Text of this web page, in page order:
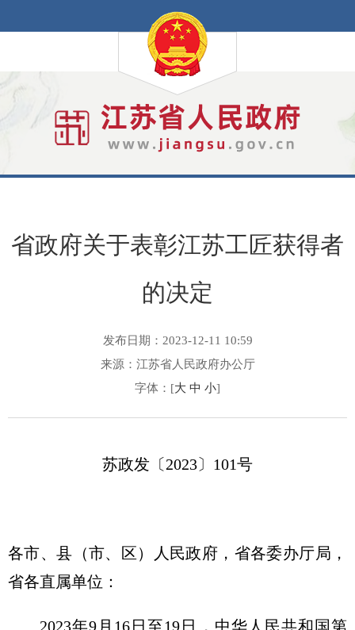
省政府关于表彰江苏工匠获得者
的决定
发布日期：2023-12-11 10:59
来源：江苏省人民政府办公厅
字体：[大 中 小]
苏政发〔2023〕101号
各市、县（市、区）人民政府，省各委办厅局，
省各直属单位：
2023年9月16日至19日，中华人民共和国第